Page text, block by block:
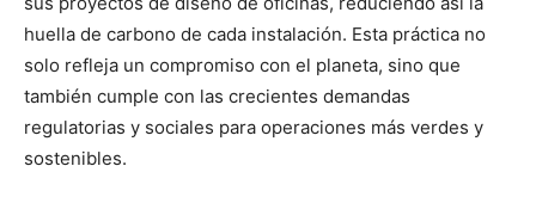
huella de carbono de cada instalación. Esta práctica no
solo refleja un compromiso con el planeta, sino que
también cumple con las crecientes demandas
regulatorias y sociales para operaciones más verdes y
sostenibles.